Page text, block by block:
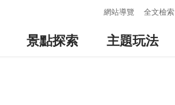
網站導覽 全文檢索
景點探索 主題玩法